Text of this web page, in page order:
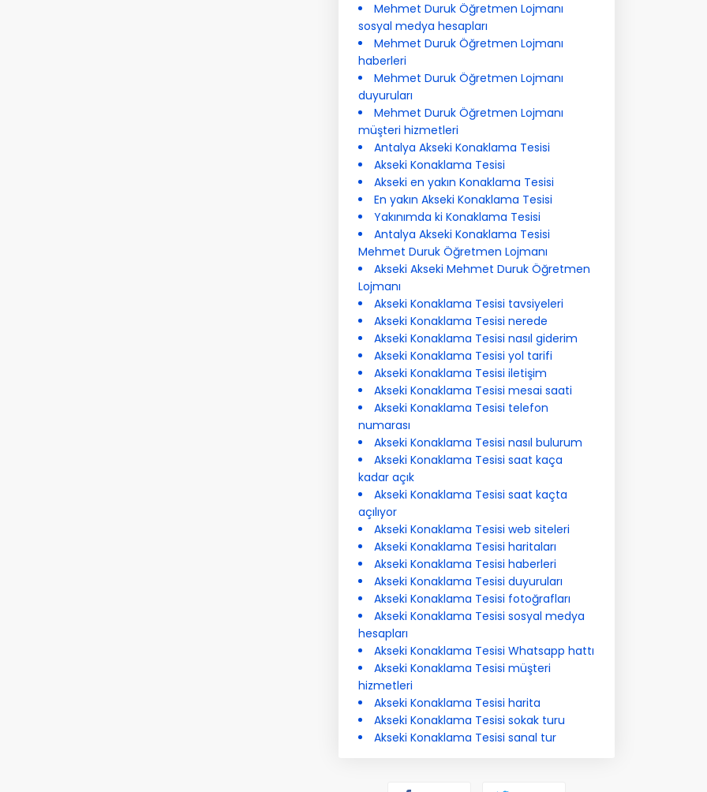
Mehmet Duruk Öğretmen Lojmanı
sosyal medya hesapları
Mehmet Duruk Öğretmen Lojmanı
haberleri
Mehmet Duruk Öğretmen Lojmanı
duyuruları
Mehmet Duruk Öğretmen Lojmanı
müşteri hizmetleri
Antalya Akseki Konaklama Tesisi
Akseki Konaklama Tesisi
Akseki en yakın Konaklama Tesisi
En yakın Akseki Konaklama Tesisi
Yakınımda ki Konaklama Tesisi
Antalya Akseki Konaklama Tesisi
Mehmet Duruk Öğretmen Lojmanı
Akseki Akseki Mehmet Duruk Öğretmen
Lojmanı
Akseki Konaklama Tesisi tavsiyeleri
Akseki Konaklama Tesisi nerede
Akseki Konaklama Tesisi nasıl giderim
Akseki Konaklama Tesisi yol tarifi
Akseki Konaklama Tesisi iletişim
Akseki Konaklama Tesisi mesai saati
Akseki Konaklama Tesisi telefon
numarası
Akseki Konaklama Tesisi nasıl bulurum
Akseki Konaklama Tesisi saat kaça
kadar açık
Akseki Konaklama Tesisi saat kaçta
açılıyor
Akseki Konaklama Tesisi web siteleri
Akseki Konaklama Tesisi haritaları
Akseki Konaklama Tesisi haberleri
Akseki Konaklama Tesisi duyuruları
Akseki Konaklama Tesisi fotoğrafları
Akseki Konaklama Tesisi sosyal medya
hesapları
Akseki Konaklama Tesisi Whatsapp hattı
Akseki Konaklama Tesisi müşteri
hizmetleri
Akseki Konaklama Tesisi harita
Akseki Konaklama Tesisi sokak turu
Akseki Konaklama Tesisi sanal tur